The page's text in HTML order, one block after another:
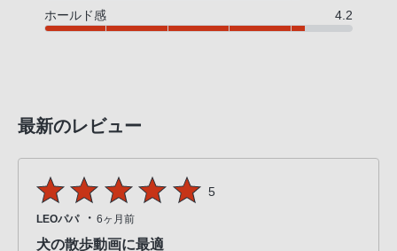
ホールド感 4.2
最新のレビュー
5
LEOパパ・ 6ヶ月前
犬の散歩動画に最適